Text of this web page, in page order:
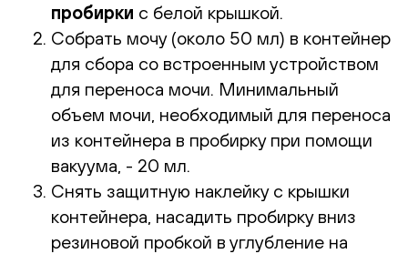
пробирки с белой крышкой.
Собрать мочу (около 50 мл) в контейнер
для сбора со встроенным устройством
для переноса мочи. Минимальный
объем мочи, необходимый для переноса
из контейнера в пробирку при помощи
вакуума, - 20 мл.
Снять защитную наклейку с крышки
контейнера, насадить пробирку вниз
резиновой пробкой в углубление на